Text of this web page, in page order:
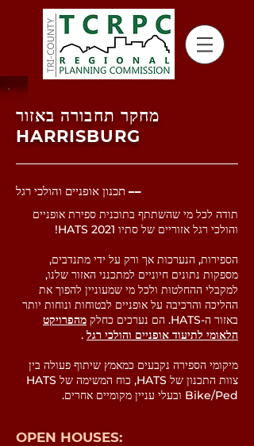
מחקר תחבורה באזור
HARRISBURG
תכנון אופניים והולכי רגל ––
תודה לכל מי שהשתתף בתוכנית ספירת אופניים
והולכי רגל אזוריים של סתיו 2021 HATS!
הספירות, הנערכות אך ורק על ידי מתנדבים,
מספקות נתונים חיוניים למתכנני האזור שלנו,
למקבלי ההחלטות ולכל מי שמעוניין להפוך את
ההליכה והרכיבה על אופניים לבטוחות ונוחות יותר
באזור ה-HATS. הם נערכים כחלק
מהפרויקט
הלאומי לתיעוד אופניים והולכי רגל .
מיקומי הספירה נקבעים כמאמץ שיתוף פעולה בין
צוות התכנון של HATS, כוח המשימה של HATS
Bike/Ped ובעלי עניין מקומיים אחרים.
OPEN HOUSES: